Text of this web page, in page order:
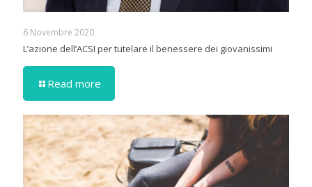
6 Novembre 2020
L’azione dell’ACSI per tutelare il benessere dei giovanissimi
Read more